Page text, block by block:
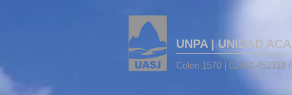
UNPA | UNIDAD
Colón 1570 | 02962-452319